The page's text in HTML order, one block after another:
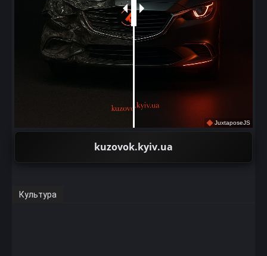
JuxtaposeJS
kuzovok.kyiv.ua
Культура